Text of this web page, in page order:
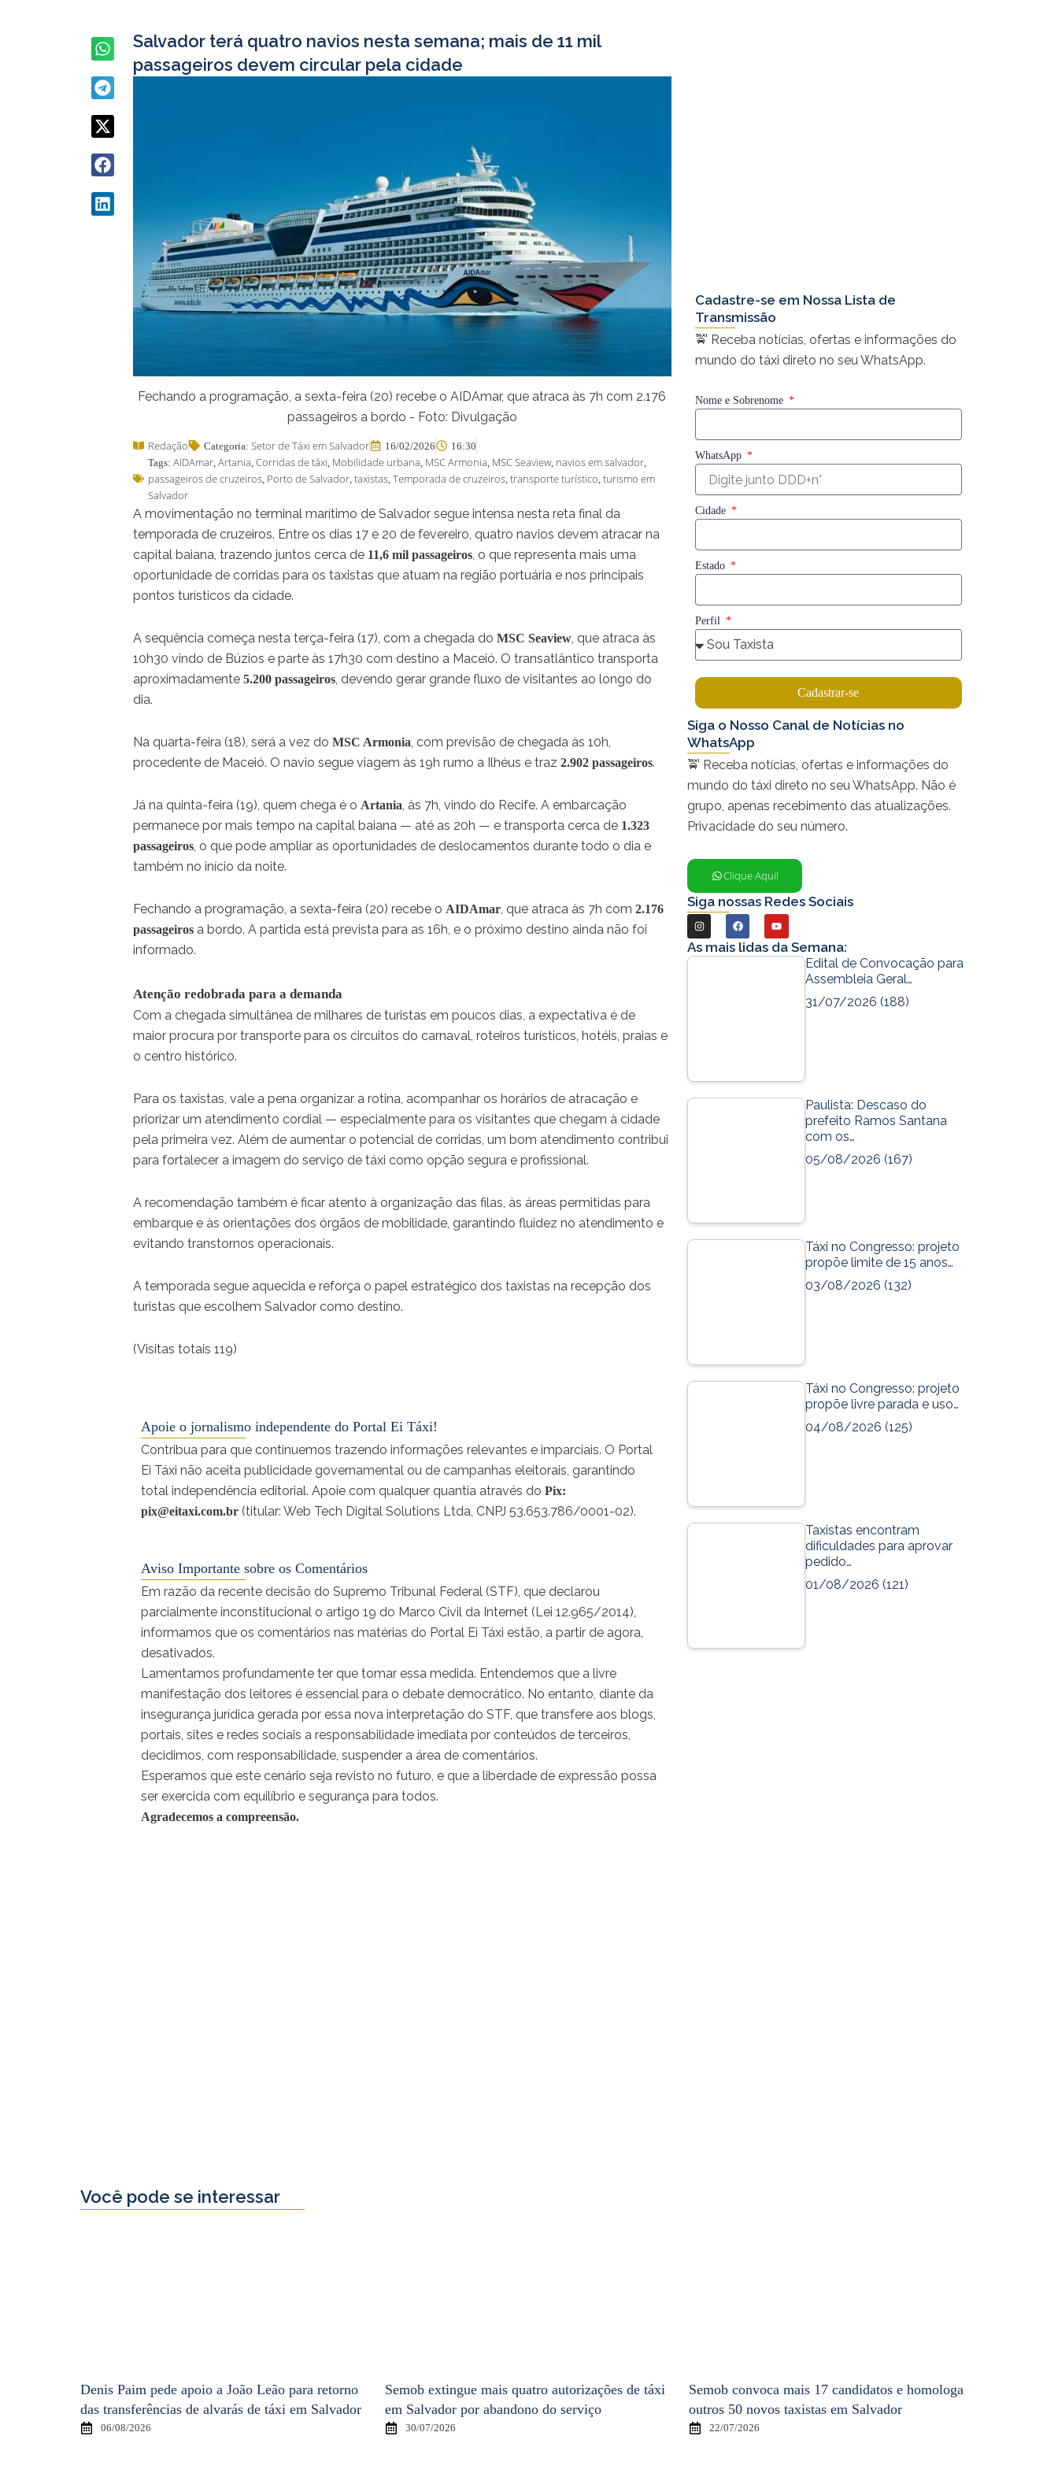
Salvador terá quatro navios nesta semana; mais de 11 mil
passageiros devem circular pela cidade
Fechando a programação, a sexta-feira (20) recebe o AIDAmar, que atraca às 7h com 2.176
passageiros a bordo - Foto: Divulgação
Redação Categoria: Setor de Táxi em Salvador 16/02/2026
16:30
Tags: AIDAmar Artania Corridas de táxi Mobilidade urbana MSC Armonia MSC Seaview navios em salvador
passageiros de cruzeiros Porto de Salvador taxistas Temporada de cruzeiros transporte turístico turismo em
Salvador
A movimentação no terminal marítimo de Salvador segue intensa nesta reta final da
temporada de cruzeiros. Entre os dias 17 e 20 de fevereiro, quatro navios devem atracar na
capital baiana, trazendo juntos cerca de 11,6 mil passageiros , o que representa mais uma
oportunidade de corridas para os taxistas que atuam na região portuária e nos principais
pontos turísticos da cidade.
A sequência começa nesta terça-feira (17), com a chegada do MSC Seaview , que atraca às
10h30 vindo de Búzios e parte às 17h30 com destino a Maceió. O transatlântico transporta
aproximadamente 5.200 passageiros , devendo gerar grande fluxo de visitantes ao longo do
dia.
Na quarta-feira (18), será a vez do MSC Armonia , com previsão de chegada às 10h,
procedente de Maceió. O navio segue viagem às 19h rumo a Ilhéus e traz 2.902 passageiros.
Já na quinta-feira (19), quem chega é o Artania , às 7h, vindo do Recife. A embarcação
permanece por mais tempo na capital baiana — até as 20h — e transporta cerca de 1.323
passageiros , o que pode ampliar as oportunidades de deslocamentos durante todo o dia e
também no início da noite.
Fechando a programação, a sexta-feira (20) recebe o AIDAmar , que atraca às 7h com 2.176
passageiros a bordo. A partida está prevista para as 16h, e o próximo destino ainda não foi
informado.
Atenção redobrada para a demanda
Com a chegada simultânea de milhares de turistas em poucos dias, a expectativa é de
maior procura por transporte para os circuitos do carnaval, roteiros turísticos, hotéis, praias e
o centro histórico.
Para os taxistas, vale a pena organizar a rotina, acompanhar os horários de atracação e
priorizar um atendimento cordial — especialmente para os visitantes que chegam à cidade
pela primeira vez. Além de aumentar o potencial de corridas, um bom atendimento contribui
para fortalecer a imagem do serviço de táxi como opção segura e profissional.
A recomendação também é ficar atento à organização das filas, às áreas permitidas para
embarque e às orientações dos órgãos de mobilidade, garantindo fluidez no atendimento e
evitando transtornos operacionais.
A temporada segue aquecida e reforça o papel estratégico dos taxistas na recepção dos
turistas que escolhem Salvador como destino.
(Visitas totais 119)
Apoie o jornalismo independente do Portal Ei Táxi!
Contribua para que continuemos trazendo informações relevantes e imparciais. O Portal
Ei Táxi não aceita publicidade governamental ou de campanhas eleitorais, garantindo
total independência editorial. Apoie com qualquer quantia através do Pix:
pix@eitaxi.com.br (titular: Web Tech Digital Solutions Ltda, CNPJ 53.653.786/0001-02).
Aviso Importante sobre os Comentários
Em razão da recente decisão do Supremo Tribunal Federal (STF), que declarou
parcialmente inconstitucional o artigo 19 do Marco Civil da Internet (Lei 12.965/2014),
informamos que os comentários nas matérias do Portal Ei Táxi estão, a partir de agora,
desativados.
Lamentamos profundamente ter que tomar essa medida. Entendemos que a livre
manifestação dos leitores é essencial para o debate democrático. No entanto, diante da
insegurança jurídica gerada por essa nova interpretação do STF, que transfere aos blogs,
portais, sites e redes sociais a responsabilidade imediata por conteúdos de terceiros,
decidimos, com responsabilidade, suspender a área de comentários.
Esperamos que este cenário seja revisto no futuro, e que a liberdade de expressão possa
ser exercida com equilíbrio e segurança para todos.
Agradecemos a compreensão.
Cadastre-se em Nossa Lista de
Transmissão
🚖 Receba notícias, ofertas e informações do
mundo do táxi direto no seu WhatsApp.
Nome e Sobrenome
WhatsApp
Cidade
Estado
Perfil
Cadastrar-se
Siga o Nosso Canal de Notícias no
WhatsApp
🚖 Receba notícias, ofertas e informações do
mundo do táxi direto no seu WhatsApp. Não é
grupo, apenas recebimento das atualizações.
Privacidade do seu número.
Clique Aqui!
Siga nossas Redes Sociais
I
n
m
F
a
Y
o
As mais lidas da Semana:
Edital de Convocação para
Assembleia Geral…
31/07/2026 (188)
Paulista: Descaso do
prefeito Ramos Santana
com os…
05/08/2026 (167)
Táxi no Congresso: projeto
propõe limite de 15 anos…
03/08/2026 (132)
Táxi no Congresso: projeto
propõe livre parada e uso…
04/08/2026 (125)
Taxistas encontram
dificuldades para aprovar
pedido…
01/08/2026 (121)
Você pode se interessar
Denis Paim pede apoio a João Leão para retorno
das transferências de alvarás de táxi em Salvador
06/08/2026
Semob extingue mais quatro autorizações de táxi
em Salvador por abandono do serviço
30/07/2026
Semob convoca mais 17 candidatos e homologa
outros 50 novos taxistas em Salvador
22/07/2026